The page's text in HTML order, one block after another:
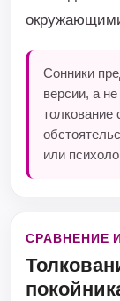
Сонники
версии, а
толкование
или
СРАВНЕНИЕ